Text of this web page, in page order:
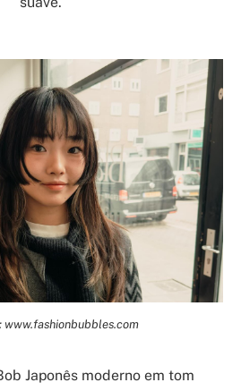
www.fashionbubbles.com
Japonês moderno em tom